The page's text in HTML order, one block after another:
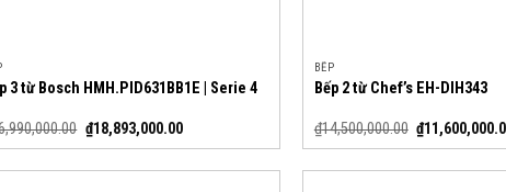
3 từ Bosch HMH.PID631BB1E | Serie 4
₫18,893,000.00
BẾP
Bếp 2 từ Chef’s EH-DIH343
₫14,500,000.00 ₫